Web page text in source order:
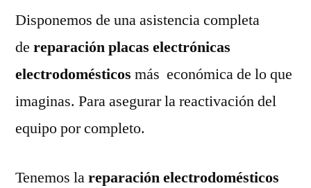
Disponemos de una asistencia completa
de reparación placas electrónicas
electrodomésticos más económica de lo que
imaginas. Para asegurar la reactivación del
equipo por completo.
Tenemos lareparación electrodomésticos